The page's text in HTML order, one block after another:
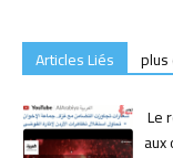
Articles Liés
Le